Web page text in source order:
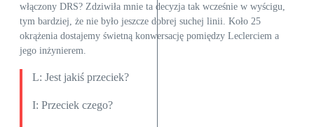
włączony DRS? Zdziwiła mnie ta decyzja tak wcześnie w wyścigu,
tym bardziej, że nie było jeszcze dobrej suchej linii. Koło 25
okrążenia dostajemy świetną konwersację pomiędzy Leclerciem a
jego inżynierem.
L: Jest jakiś przeciek?
I: Przeciek czego?